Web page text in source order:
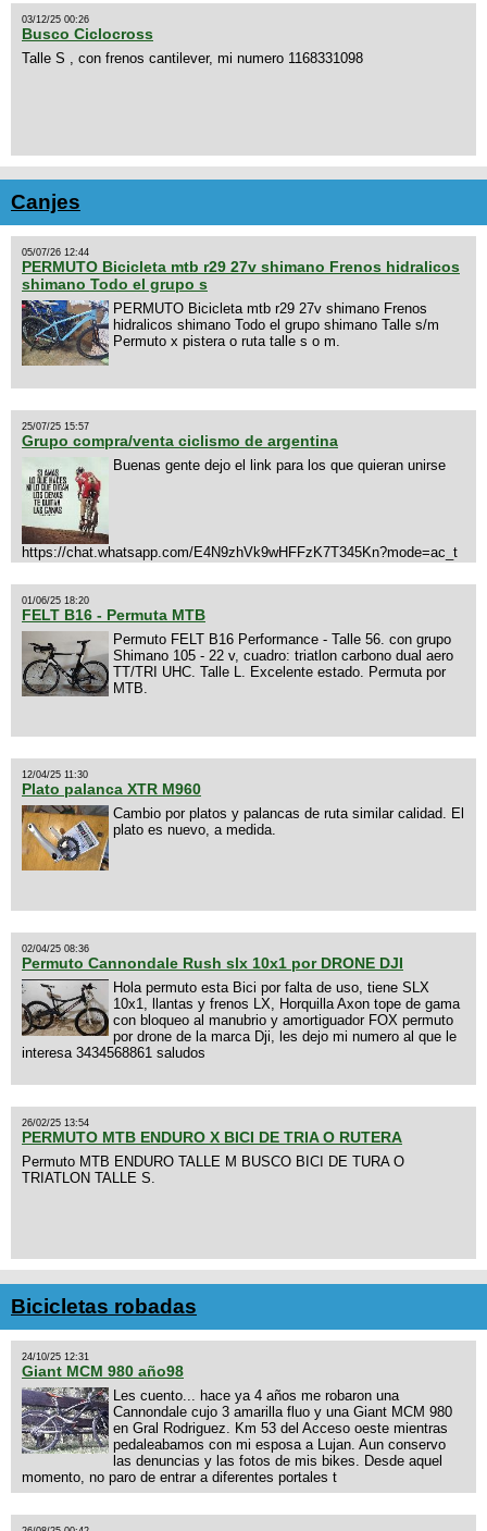
03/12/25 00:26
Busco Ciclocross
Talle S , con frenos cantilever, mi numero 1168331098
Canjes
05/07/26 12:44
PERMUTO Bicicleta mtb r29 27v shimano Frenos hidralicos
shimano Todo el grupo s
PERMUTO Bicicleta mtb r29 27v shimano Frenos
hidralicos shimano Todo el grupo shimano Talle s/m
Permuto x pistera o ruta talle s o m.
25/07/25 15:57
Grupo compra/venta ciclismo de argentina
Buenas gente dejo el link para los que quieran unirse
https://chat.whatsapp.com/E4N9zhVk9wHFFzK7T345Kn?mode=ac_t
01/06/25 18:20
FELT B16 - Permuta MTB
Permuto FELT B16 Performance - Talle 56. con grupo
Shimano 105 - 22 v, cuadro: triatlon carbono dual aero
TT/TRI UHC. Talle L. Excelente estado. Permuta por
MTB.
12/04/25 11:30
Plato palanca XTR M960
Cambio por platos y palancas de ruta similar calidad. El
plato es nuevo, a medida.
02/04/25 08:36
Permuto Cannondale Rush slx 10x1 por DRONE DJI
Hola permuto esta Bici por falta de uso, tiene SLX
10x1, llantas y frenos LX, Horquilla Axon tope de gama
con bloqueo al manubrio y amortiguador FOX permuto
por drone de la marca Dji, les dejo mi numero al que le
interesa 3434568861 saludos
26/02/25 13:54
PERMUTO MTB ENDURO X BICI DE TRIA O RUTERA
Permuto MTB ENDURO TALLE M BUSCO BICI DE TURA O
TRIATLON TALLE S.
Bicicletas robadas
24/10/25 12:31
Giant MCM 980 año98
Les cuento... hace ya 4 años me robaron una
Cannondale cujo 3 amarilla fluo y una Giant MCM 980
en Gral Rodriguez. Km 53 del Acceso oeste mientras
pedaleabamos con mi esposa a Lujan. Aun conservo
las denuncias y las fotos de mis bikes. Desde aquel
momento, no paro de entrar a diferentes portales t